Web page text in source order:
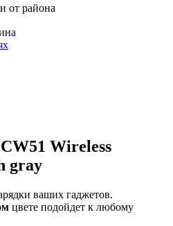
от района
Wireless
gray
ваших гаджетов.
цвете подойдет к любому